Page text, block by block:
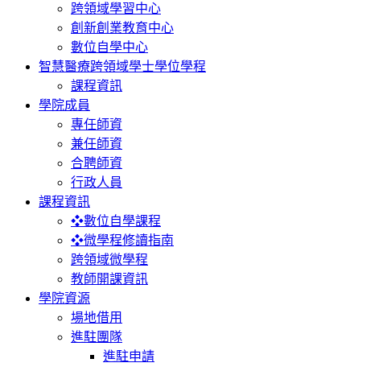
跨領域學習中心
創新創業教育中心
數位自學中心
智慧醫療跨領域學士學位學程
課程資訊
學院成員
專任師資
兼任師資
合聘師資
行政人員
課程資訊
❖數位自學課程
❖微學程修讀指南
跨領域微學程
教師開課資訊
學院資源
場地借用
進駐團隊
進駐申請